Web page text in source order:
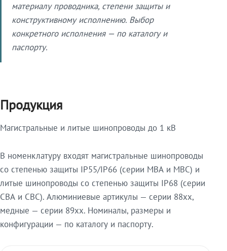
материалу проводника, степени защиты и
конструктивному исполнению. Выбор
конкретного исполнения — по каталогу и
паспорту.
Продукция
Магистральные и литые шинопроводы до 1 кВ
В номенклатуру входят магистральные шинопроводы
со степенью защиты IP55/IP66 (серии МВА и МВС) и
литые шинопроводы со степенью защиты IP68 (серии
СВА и СВС). Алюминиевые артикулы — серии 88xx,
медные — серии 89xx. Номиналы, размеры и
конфигурации — по каталогу и паспорту.